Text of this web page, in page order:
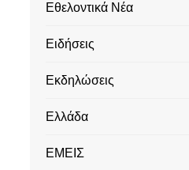
Εθελοντικά Νέα
Ειδήσεις
Εκδηλώσεις
Ελλάδα
ΕΜΕΙΣ